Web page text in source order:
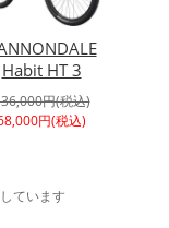
Habit HT 3
円(税込)
円(税込)
ています